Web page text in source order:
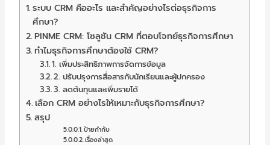
ระบบ CRM คืออะไร และสำคัญอย่างไรต่อธุรกิจการ
ศึกษา?
PINME CRM: โซลูชัน CRM ที่ตอบโจทย์ธุรกิจการศึกษา
ทำไมธุรกิจการศึกษาต้องใช้ CRM?
1. เพิ่มประสิทธิภาพการจัดการข้อมูล
2. ปรับปรุงการสื่อสารกับนักเรียนและผู้ปกครอง
3. ลดต้นทุนและเพิ่มรายได้
เลือก CRM อย่างไรให้เหมาะกับธุรกิจการศึกษา?
สรุป
ป้ายกำกับ
เรื่องล่าสุด